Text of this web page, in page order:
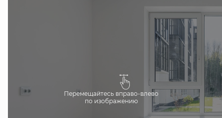
Перемещайтесь вправо-влево
по изображению